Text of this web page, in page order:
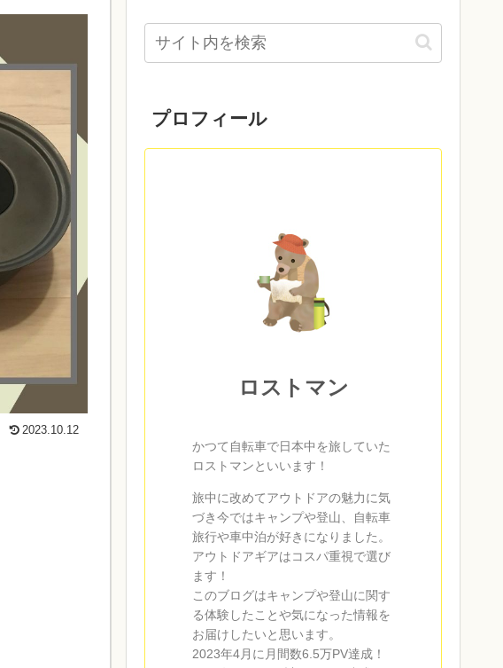
2023.10.12
プロフィール
ロストマン
かつて自転車で日本中を旅していた
ロストマンといいます！
旅中に改めてアウトドアの魅力に気
づき今ではキャンプや登山、自転車
旅行や車中泊が好きになりました。
アウトドアギアはコスパ重視で選び
ます！
このブログはキャンプや登山に関す
る体験したことや気になった情報を
お届けしたいと思います。
2023年4月に月間数6.5万PV達成！